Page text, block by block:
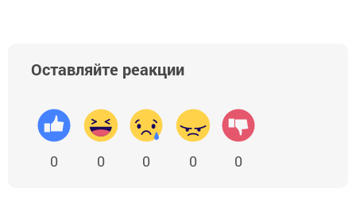
Оставляйте реакции
0 0 0 0 0